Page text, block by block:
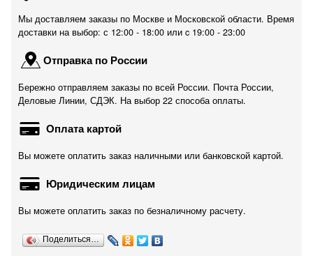
Мы доставляем заказы по Москве и Московской области. Время
доставки на выбор: с 12:00 - 18:00 или c 19:00 - 23:00
Отправка по России
Бережно отправляем заказы по всей России. Почта России,
Деловые Линии, СДЭК. На выбор 22 способа оплаты.
Оплата картой
Вы можете оплатить заказ наличными или банковской картой.
Юридическим лицам
Вы можете оплатить заказ по безналичному расчету.
Поделиться…